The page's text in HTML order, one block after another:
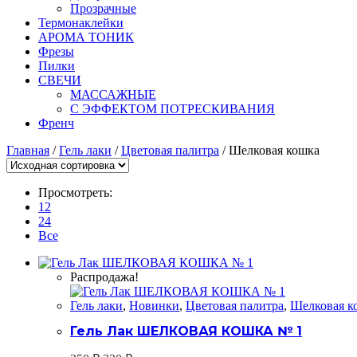
Прозрачные
Термонаклейки
АРОМА ТОНИК
Фрезы
Пилки
СВЕЧИ
МАССАЖНЫЕ
С ЭФФЕКТОМ ПОТРЕСКИВАНИЯ
Френч
Главная /Гель лаки /Цветовая палитра / Шелковая кошка
Просмотреть:
12
24
Все
Распродажа!
Гель лаки, Новинки, Цветовая палитра, Шелковая
Гель Лак ШЕЛКОВАЯ КОШКА № 1